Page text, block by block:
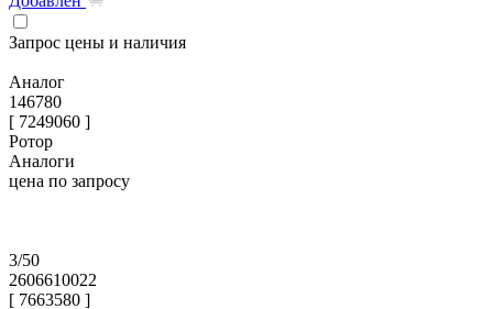
Запрос цены и наличия
Аналог
146780
[ 7249060 ]
Ротор
Аналоги
цена по запросу
3/50
2606610022
[ 7663580 ]